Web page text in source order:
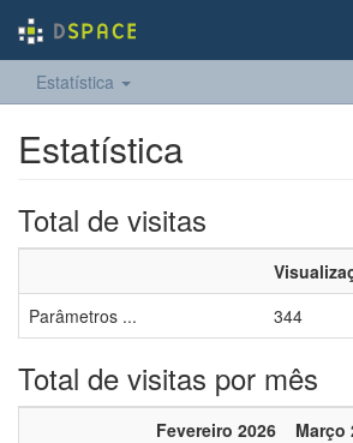
Estatística
Estatística
Total de visitas
Parâmetros ...
344
Total de visitas por mês
Fevereiro 2026 Março